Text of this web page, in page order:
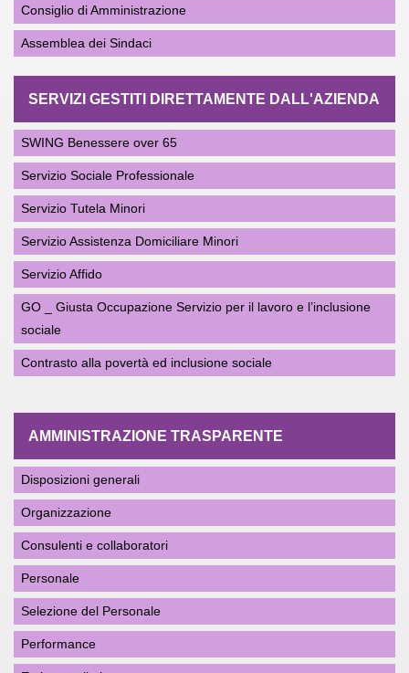
Consiglio di Amministrazione
Assemblea dei Sindaci
SERVIZI GESTITI DIRETTAMENTE DALL'AZIENDA
SWING Benessere over 65
Servizio Sociale Professionale
Servizio Tutela Minori
Servizio Assistenza Domiciliare Minori
Servizio Affido
GO _ Giusta Occupazione Servizio per il lavoro e l’inclusione
sociale
Contrasto alla povertà ed inclusione sociale
AMMINISTRAZIONE TRASPARENTE
Disposizioni generali
Organizzazione
Consulenti e collaboratori
Personale
Selezione del Personale
Performance